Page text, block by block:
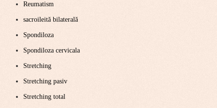
Reumatism
sacroileită bilaterală
Spondiloza
Spondiloza cervicala
Stretching
Stretching pasiv
Stretching total